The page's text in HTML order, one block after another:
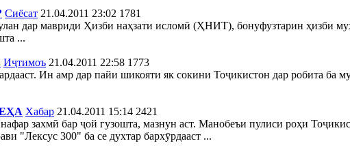
Сиёсат 21.04.2011 23:02 1781
дар мавриди Ҳизби наҳзати исломӣ (ҲНИТ), бонуфузтарин ҳизби
...
Иҷтимоъ 21.04.2011 22:58 1773
Ин амр дар пайи шикояти як сокини Тоҷикистон дар робита ба
Хабар 21.04.2011 15:14 2421
захмӣ бар ҷой гузошта, мазнун аст. Манобеъи пулиси роҳи
"Лексус 300" ба се духтар бархӯрдааст ...